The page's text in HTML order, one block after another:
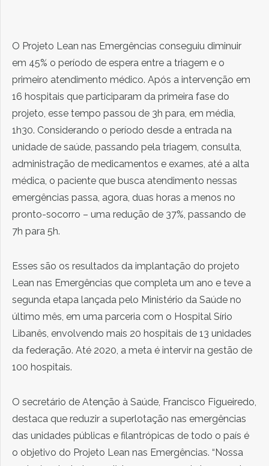
O Projeto Lean nas Emergências conseguiu diminuir
em 45% o período de espera entre a triagem e o
primeiro atendimento médico. Após a intervenção em
16 hospitais que participaram da primeira fase do
projeto, esse tempo passou de 3h para, em média,
1h30. Considerando o período desde a entrada na
unidade de saúde, passando pela triagem, consulta,
administração de medicamentos e exames, até a alta
médica, o paciente que busca atendimento nessas
emergências passa, agora, duas horas a menos no
pronto-socorro – uma redução de 37%, passando de
7h para 5h.
Esses são os resultados da implantação do projeto
Lean nas Emergências que completa um ano e teve a
segunda etapa lançada pelo Ministério da Saúde no
último mês, em uma parceria com o Hospital Sírio
Libanês, envolvendo mais 20 hospitais de 13 unidades
da federação. Até 2020, a meta é intervir na gestão de
100 hospitais.
O secretário de Atenção à Saúde, Francisco Figueiredo,
destaca que reduzir a superlotação nas emergências
das unidades públicas e filantrópicas de todo o país é
o objetivo do Projeto Lean nas Emergências. “Nossa